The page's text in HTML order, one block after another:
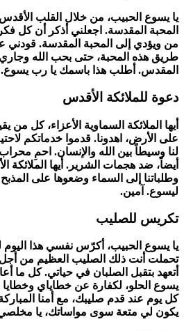
يا يسوع الحبيب، من خلال القلب
المحبة المقدسة. اجعلني أذكر أن كل
من ويؤدي إلى المحبة المقدسة.
طريق هذه المحبة، حتى بحب الله
المقدس. أطلب هذا باسمك يا رب يسوع.
دعوة للملائكة الأقدس
أيها الملائكة السماوية الأعزاء، كل من
على الأرض، اهدونا. قدموا خدماتكم
لنا وسيطاً بين الله والإنسان. احمِ
أيضاً، ضد هجمات الشرير. أيها الملائكة
وطلباتنا إلى السماء وضعوها على
ليسوع. آمين.
تكريس للصليب
يا يسوع الحبيب، أكرّس نفسي هذا اليوم
تحملت أنت ذلك الصليب العظيم من أجل
أتعهد بتقبل الصلبان في حياتي. كل ما
يسوع الحلو، لكفارة عن خطاياي وخطايا
كل يوم عند قدم صليبك، مع أمنا
يكون لي متعة سوى مواساتك، يا